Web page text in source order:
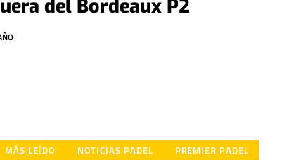
del Bordeaux P2
MÁS LEÍDO NOTICIAS PADEL PREMIER PADEL